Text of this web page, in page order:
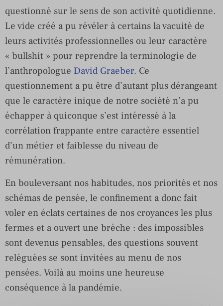
questionné sur le sens de son activité quotidienne.
Le vide créé a pu révéler à certains la vacuité de
leurs activités professionnelles ou leur caractère
« bullshit » pour reprendre la terminologie de
l’anthropologue David Graeber. Ce
questionnement a pu être d’autant plus dérangeant
que le caractère inique de notre société n’a pu
échapper à quiconque s’est intéressé à la
corrélation frappante entre caractère essentiel
d’un métier et faiblesse du niveau de
rémunération.
En bouleversant nos habitudes, nos priorités et nos
schémas de pensée, le confinement a donc fait
voler en éclats certaines de nos croyances les plus
fermes et a ouvert une brèche : des impossibles
sont devenus pensables, des questions souvent
reléguées se sont invitées au menu de nos
pensées. Voilà au moins une heureuse
conséquence à la pandémie.